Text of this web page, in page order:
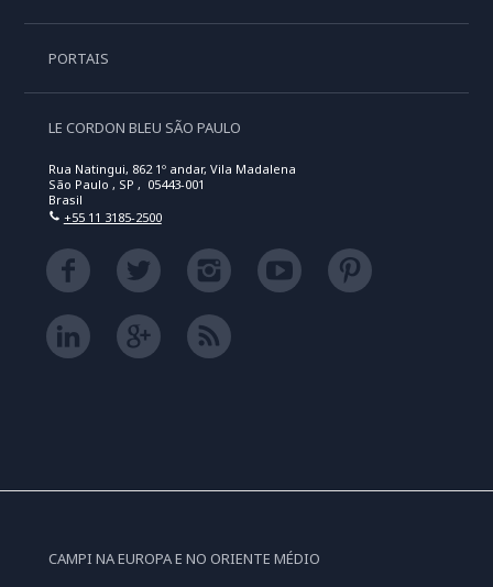
PORTAIS
LE CORDON BLEU SÃO PAULO
Rua Natingui, 862 1º andar, Vila Madalena
São Paulo , SP , 05443-001
Brasil
+55 11 3185-2500
CAMPI NA EUROPA E NO ORIENTE MÉDIO